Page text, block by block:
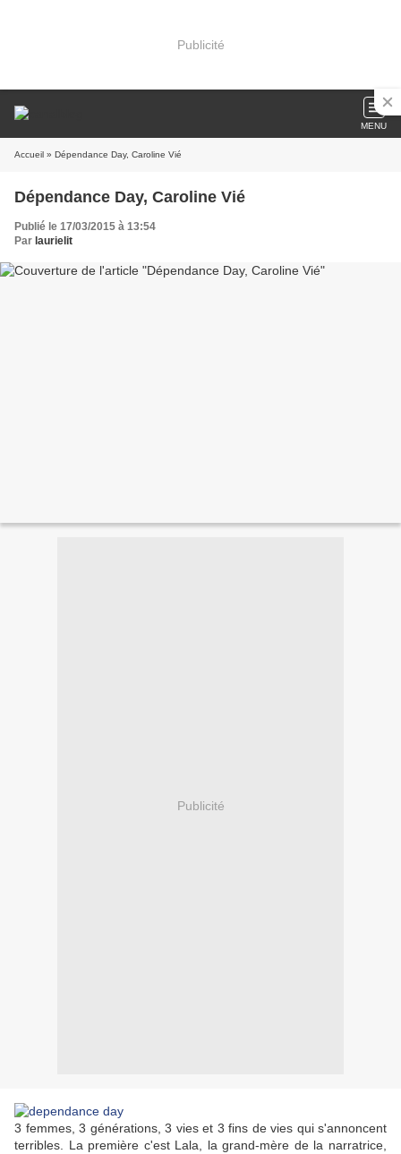
Publicité
MENU
Accueil » Dépendance Day, Caroline Vié
Dépendance Day, Caroline Vié
Publié le 17/03/2015 à 13:54
Par laurielit
Publicité
3 femmes, 3 générations, 3 vies et 3 fins de vies qui s'annoncent
terribles. La première c'est Lala, la grand-mère de la narratrice,